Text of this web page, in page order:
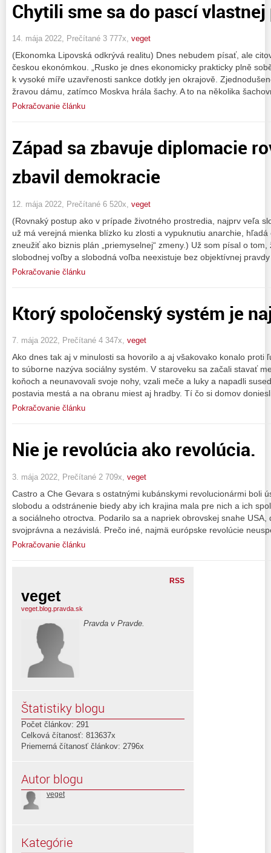
Chytili sme sa do pascí
14. mája 2022, Prečítané 3 777x, veget
(Ekonomka Lipovská odkrývá realitu) Dnes nebudem písať, ale
českou ekonómkou. „Rusko je dnes ekonomicky prakticky plně
k vysoké míře uzavřenosti sankce dotkly jen okrajově.
žravou dámu, zatímco Moskva hrála šachy. A to na několika
Pokračovanie článku
Západ sa zbavuje diplomacie
zbavil demokracie
12. mája 2022, Prečítané 6 520x, veget
(Rovnaký postup ako v prípade životného prostredia, najprv veľa
už má verejná mienka blízko ku zlosti a vypuknutiu anarchie,
zneužiť ako biznis plán „priemyselnej“ zmeny.) Už som písal o
slobodnej voľby a slobodná voľba neexistuje bez objektívnej
Pokračovanie článku
Ktorý spoločenský systém je
7. mája 2022, Prečítané 4 347x, veget
Ako dnes tak aj v minulosti sa hovorilo a aj všakovako konalo proti
to súborne nazýva sociálny systém. V staroveku sa začali stavať
koňoch a neunavovali svoje nohy, vzali meče a luky a napadli
postavia mestá a na obranu miest aj hradby. Tí čo si domov
Pokračovanie článku
Nie je revolúcia ako revolúcia.
3. mája 2022, Prečítané 2 709x, veget
Castro a Che Gevara s ostatnými kubánskymi revolucionármi boli
slobodu a odstránenie biedy aby ich krajina mala pre nich a ich
a sociálneho otroctva. Podarilo sa a napriek obrovskej snahe USA,
svojprávna a nezávislá. Prečo iné, najmä európske revolúcie
Pokračovanie článku
RSS
veget
veget.blog.pravda.sk
Pravda v Pravde.
Štatistiky blogu
Počet článkov: 291
Celková čítanosť: 813637x
Priemerná čítanosť článkov: 2796x
Autor blogu
veget
Kategórie